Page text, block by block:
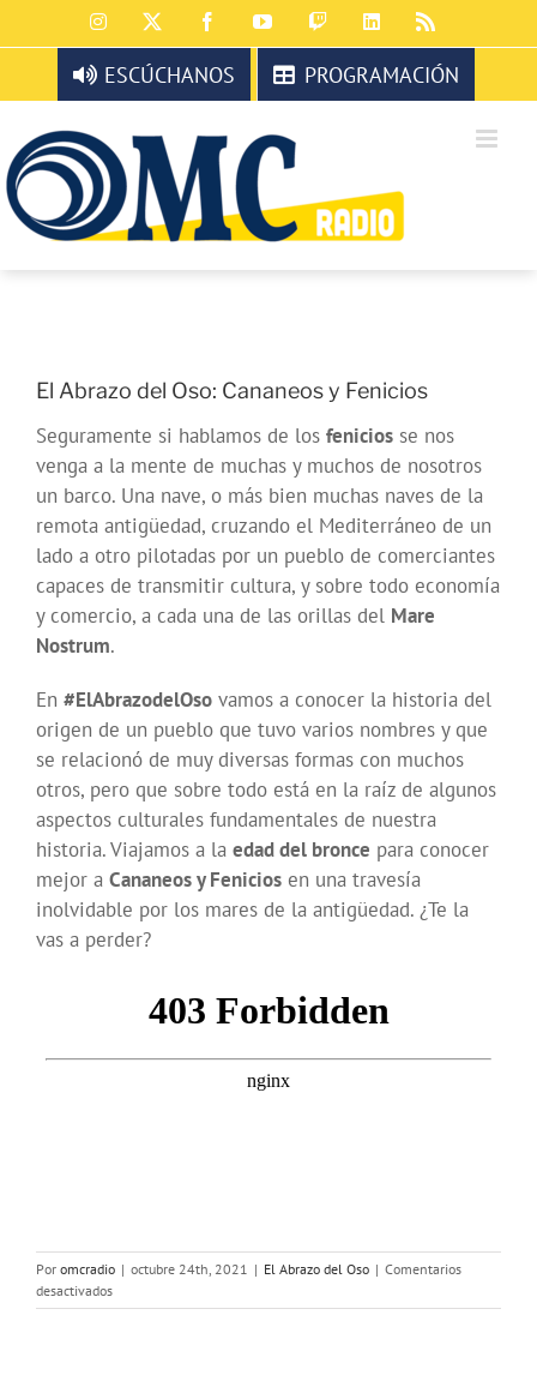
al
contenido
Instagram FacebookYouTubeTwitchLinkedIn
ESCÚCHANOS PROGRAMACIÓN
El Abrazo del Oso: Cananeos y Fenicios
Seguramente si hablamos de los fenicios se nos
venga a la mente de muchas y muchos de nosotros
un barco. Una nave, o más bien muchas naves de la
remota antigüedad, cruzando el Mediterráneo de un
lado a otro pilotadas por un pueblo de comerciantes
capaces de transmitir cultura, y sobre todo economía
y comercio, a cada una de las orillas del Mare
Nostrum.
En #ElAbrazodelOso vamos a conocer la historia del
origen de un pueblo que tuvo varios nombres y que
se relacionó de muy diversas formas con muchos
otros, pero que sobre todo está en la raíz de algunos
aspectos culturales fundamentales de nuestra
historia. Viajamos a la edad del bronce para conocer
mejor a Cananeos y Fenicios en una travesía
inolvidable por los mares de la antigüedad. ¿Te la
vas a perder?
Por omcradio | octubre 24th, 2021 | El Abrazo del Oso | Comentarios
desactivadosen
El